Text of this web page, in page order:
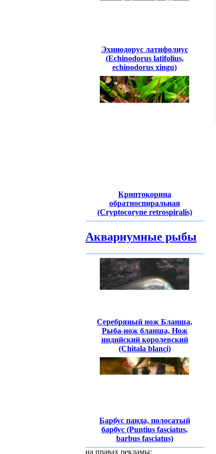
Эхинодорус латифолиус
(Echinodorus latifolius,
echinodorus xingu)
Криптокорина
обратноспиральная
(Cryptocoryne retrospiralis)
Аквариумные рыбы
Серебряный нож Бланша,
Рыба-нож бланша, Нож
индийский королевский
(Chitala blanci)
Барбус панда, полосатый
барбус (Puntius fasciatus,
barbus fasciatus)
на правах рекламы: